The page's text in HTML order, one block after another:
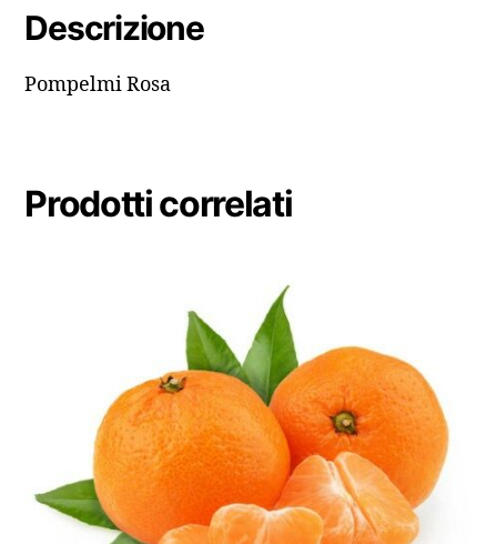
Descrizione
Pompelmi Rosa
Prodotti correlati